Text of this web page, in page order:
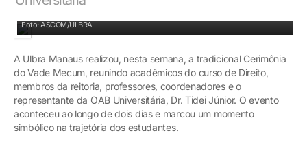
Foto: ASCOM/ULBRA
A Ulbra Manaus realizou, nesta semana, a tradicional Cerimônia
do Vade Mecum, reunindo acadêmicos do curso de Direito,
membros da reitoria, professores, coordenadores e o
representante da OAB Universitária, Dr. Tidei Júnior. O evento
aconteceu ao longo de dois dias e marcou um momento
simbólico na trajetória dos estudantes.